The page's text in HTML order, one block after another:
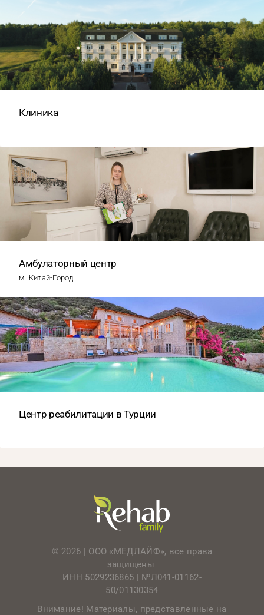
Клиника
Амбулаторный центр
м. Китай-Город
Центр реабилитации в Турции
© 2026 | ООО «МЕДЛАЙФ», все права
защищены
ИНН 5029236865 | №Л041-01162-
50/01130354
Внимание! Материалы, представленные на